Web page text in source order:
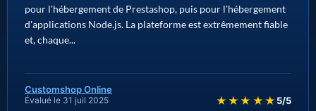
pour l'hébergement de Prestashop, puis pour l'hébergement
d'applications Node.js. La plateforme est extrêmement fiable
et, chaque...
Customshop Online
Évalué le 31 juil 2025 ★★★★★ 5/5